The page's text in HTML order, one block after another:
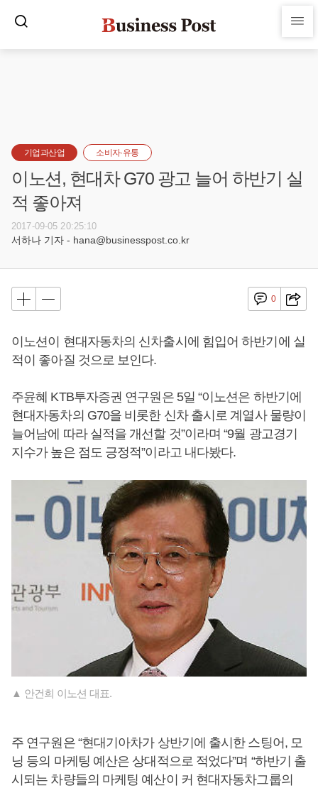
기업과산업 소비자·유통
이노션, 현대차 G70 광고 늘어 하반기 실
적 좋아져
2017-09-05 20:25:10
서하나 기자 - hana@businesspost.co.kr
0
이노션이 현대자동차의 신차출시에 힘입어 하반기에 실
적이 좋아질 것으로 보인다.
주윤혜 KTB투자증권 연구원은 5일 “이노션은 하반기에
현대자동차의 G70을 비롯한 신차 출시로 계열사 물량이
늘어남에 따라 실적을 개선할 것”이라며 “9월 광고경기
지수가 높은 점도 긍정적”이라고 내다봤다.
▲ 안건희 이노션 대표.
주 연구원은 “현대기아차가 상반기에 출시한 스팅어, 모
닝 등의 마케팅 예산은 상대적으로 적었다”며 “하반기 출
시되는 차량들의 마케팅 예산이 커 현대자동차그룹의